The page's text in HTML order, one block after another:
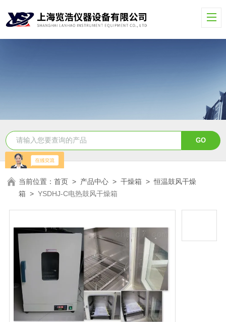
当前位置：首页 > 产品中心 >干燥箱 >恒温鼓风干燥
箱 >YSDHJ-C电热鼓风干燥箱